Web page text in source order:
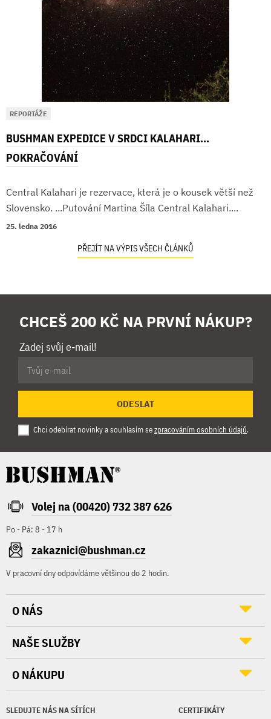
REPORTÁŽE
BUSHMAN EXPEDICE V SRDCI KALAHARI...
POKRAČOVÁNÍ
Central Kalahari je rezervace, která je o kousek větší než
Slovensko. ...Putování Martina Šíla Central Kalahari....
25. ledna 2016
PŘEJÍT NA VÝPIS VŠECH ČLÁNKŮ
CHCEŠ 200 KČ NA PRVNÍ NÁKUP?
Zadej svůj e-mail!
ODESLAT
Chci odebírat novinky a souhlasím sezpracováním osobních údajů.
Volej na (00420) 732 387 626
Po - Pá: 8 - 17 h
zakaznici@bushman.cz
V pracovní dny odpovídáme většinou do 2 hodin.
SLEDUJTE NÁS NA SÍTÍCH CERTIFIKÁTY
O NÁS
NAŠE SLUŽBY
O NÁKUPU